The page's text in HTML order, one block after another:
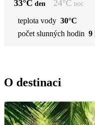
33°C den 24°C noc
teplota vody 30°C
počet slunných hodin 9
O destinaci